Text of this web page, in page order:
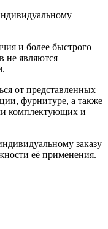
и более быстрого
не являются
от представленных
фурнитуре, а также
комплектующих и
заказу
её применения.